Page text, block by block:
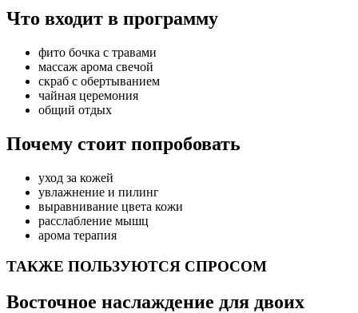
Что входит в программу
фито бочка с травами
массаж арома свечой
скраб с обертыванием
чайная церемония
общий отдых
Почему стоит попробовать
уход за кожей
увлажнение и пилинг
выравнивание цвета кожи
расслабление мышц
арома терапия
ТАКЖЕ ПОЛЬЗУЮТСЯ СПРОСОМ
Восточное наслаждение для двоих